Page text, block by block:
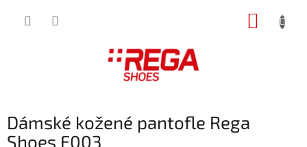
Dámské kožené pantofle Rega
Shoes F003